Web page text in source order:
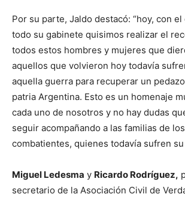
Por su parte, Jaldo destacó: “hoy, con
todo su gabinete quisimos realizar el
todos estos hombres y mujeres que
aquellos que volvieron hoy todavía
aquella guerra para recuperar un
patria Argentina. Esto es un homenaje
cada uno de nosotros y no hay dudas
seguir acompañando a las familias de
combatientes, quienes todavía sufren su
Miguel Ledesma y Ricardo Rodríguez,
secretario de la Asociación Civil de